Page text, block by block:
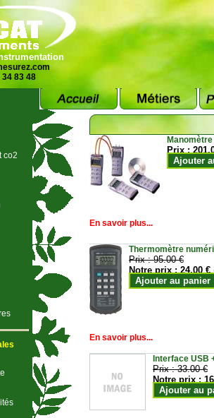
34 83 48
co2
Prix :
Ajouter
En savoir plus...
Thermomètre
Prix :95.00 €
Notre prix :24.00 €
Ajouter au panier
En savoir plus...
Interface USB
Prix :33.00 €
Notre prix :
Ajouter au